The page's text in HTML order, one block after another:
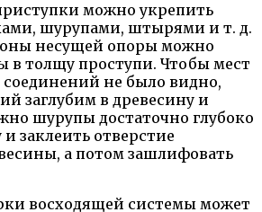
можно укрепить
шурупами, штырями и т. д.
несущей опоры можно
в толщу проступи. Чтобы мест
не было видно,
заглубим в древесину и
шурупы достаточно глубоко
заклеить отверстие
а потом зашлифовать
восходящей системы может